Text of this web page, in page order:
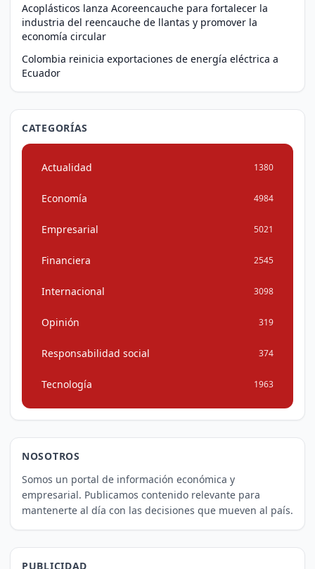
Acoplásticos lanza Acoreencauche para fortalecer la
industria del reencauche de llantas y promover la
economía circular
Colombia reinicia exportaciones de energía eléctrica a
Ecuador
CATEGORÍAS
Actualidad 1380
Economía 4984
Empresarial 5021
Financiera 2545
Internacional 3098
Opinión 319
Responsabilidad social 374
Tecnología 1963
NOSOTROS
Somos un portal de información económica y
empresarial. Publicamos contenido relevante para
mantenerte al día con las decisiones que mueven al país.
PUBLICIDAD